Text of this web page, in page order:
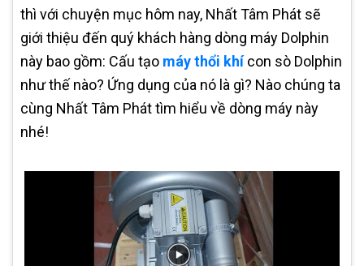
thì với chuyện mục hôm nay, Nhất Tâm Phát sẽ
giới thiệu đến quý khách hàng dòng máy Dolphin
này bao gồm: Cấu tạo máy thổi khícon sò Dolphin
như thế nào? Ứng dụng của nó là gì? Nào chúng ta
cùng Nhất Tâm Phát tìm hiểu về dòng máy này
nhé!